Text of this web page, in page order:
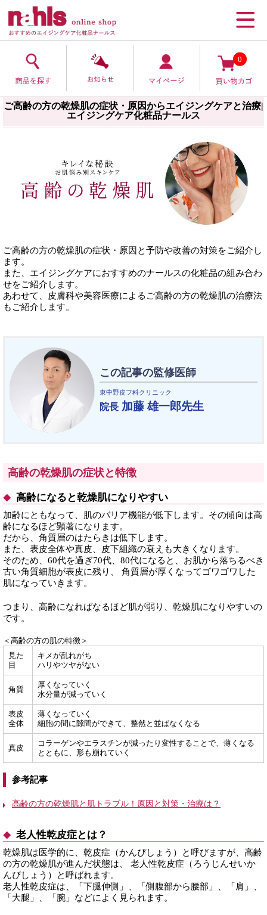
0
ご高齢の方の乾燥肌の症状・原因からエイジングケアと治療|
エイジングケア化粧品ナールス
ご高齢の方の乾燥肌の症状・原因と予防や改善の対策をご紹介し
ます。
また、エイジングケアにおすすめのナールスの化粧品の組み合わ
せをご紹介します。
あわせて、皮膚科や美容医療によるご高齢の方の乾燥肌の治療法
もご紹介します。
この記事の監修医師
東中野皮フ科クリニック
院長 加藤 雄一郎先生
高齢の乾燥肌の症状と特徴
高齢になると乾燥肌になりやすい
加齢にともなって、肌のバリア機能が低下します。その傾向は高
齢になるほど顕著になります。
だから、角質層のはたらきは低下します。
また、表皮全体や真皮、皮下組織の衰えも大きくなります。
そのため、60代を過ぎ70代、80代になると、お肌から落ちるべき
古い角質細胞が表皮に残り、 角質層が厚くなってゴワゴワした
肌になっていきます。
つまり、高齢になればなるほど肌が弱り、乾燥肌になりやすいの
です。
＜高齢の方の肌の特徴＞
見た
目
キメが乱れがち
ハリやツヤがない
角質
厚くなっていく
水分量が減っていく
表皮
全体
薄くなっていく
細胞の間に隙間ができて、整然と並ばなくなる
真皮
コラーゲンやエラスチンが減ったり変性することで、薄くなる
とともに、形も崩れていく
参考記事
高齢の方の乾燥肌と肌トラブル！原因と対策・治療は？
老人性乾皮症とは？
乾燥肌は医学的に、乾皮症（かんぴしょう）と呼びますが、高齢
の方の乾燥肌が進んだ状態は、 老人性乾皮症（ろうじんせいか
んぴしょう）と呼ばれます。
老人性乾皮症は、「下腿伸側」、「側腹部から腰部」、「肩」、
「大腿」、「腕」などによく見られます。